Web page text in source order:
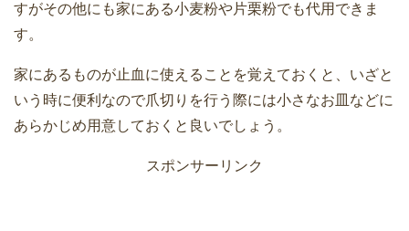
すがその他にも家にある小麦粉や片栗粉でも代用できま
す。
家にあるものが止血に使えることを覚えておくと、いざと
いう時に便利なので爪切りを行う際には小さなお皿などに
あらかじめ用意しておくと良いでしょう。
スポンサーリンク